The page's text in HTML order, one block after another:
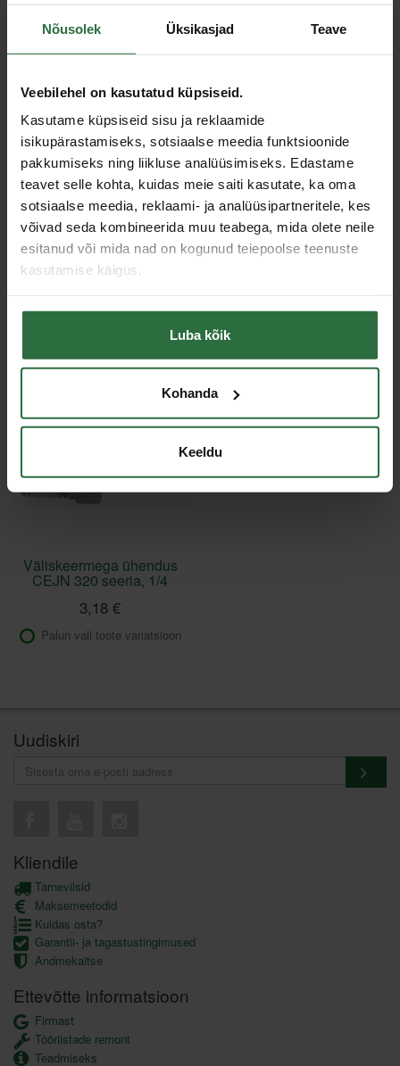
Nõusolek Üksikasjad Teave
Veebilehel on kasutatud küpsiseid.
Kasutame küpsiseid sisu ja reklaamide
isikupärastamiseks, sotsiaalse meedia funktsioonide
pakkumiseks ning liikluse analüüsimiseks. Edastame
teavet selle kohta, kuidas meie saiti kasutate, ka oma
sotsiaalse meedia, reklaami- ja analüüsipartneritele, kes
võivad seda kombineerida muu teabega, mida olete neile
esitanud või mida nad on kogunud teiepoolse teenuste
kasutamise käigus.
Luba kõik
Kohanda
Keeldu
Lisa ostukorvi
Põhiladu, (eeldatav tarne, 2-4 tööpäeva)
Muud laod, (eeldatav tarne, 3-6 tööpäeva)
Sarnased tooted
Väliskeermega ühendus
CEJN 320 seeria, 1/4
3,18 €
Palun vali toote variatsioon
Uudiskiri
Kliendile
Tarneviisid
Maksemeetodid
Kuidas osta?
Garantii- ja tagastustingimused
Andmekaitse
Ettevõtte informatsioon
Firmast
Tööriistade remont
Teadmiseks